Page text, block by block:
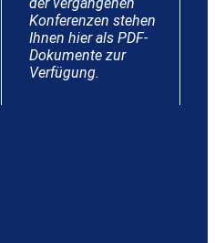
Konferenzen stehen
Ihnen hier als PDF-
Dokumente zur
Verfügung.